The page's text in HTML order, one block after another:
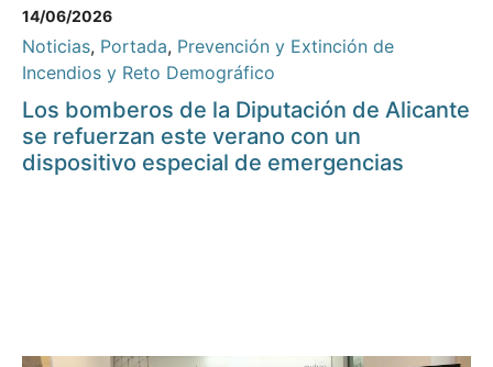
14/06/2026
Noticias, Portada, Prevención y Extinción de
Incendios y Reto Demográfico
Los bomberos de la Diputación de Alicante
se refuerzan este verano con un
dispositivo especial de emergencias